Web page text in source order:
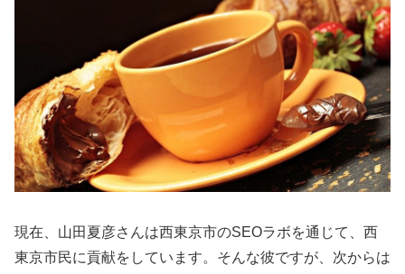
現在、山田夏彦さんは西東京市のSEOラボを通じて、西
東京市民に貢献をしています。そんな彼ですが、次からは